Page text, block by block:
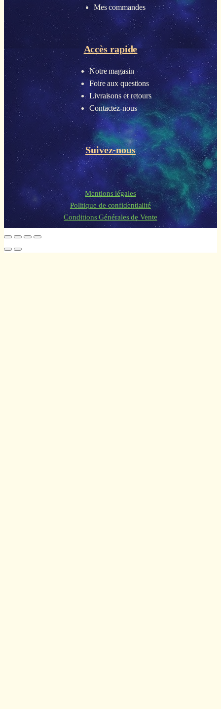
Mes commandes
Accès rapide
Notre magasin
Foire aux questions
Livraisons et retours
Contactez-nous
Suivez-nous
Mentions légales
Politique de confidentialité
Conditions Générales de Vente